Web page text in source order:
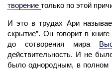
творение только по этой
И это в трудах Ари
скрытие”. Он говорит в
до сотворения мира
действительность. И не
было однородным, в полном